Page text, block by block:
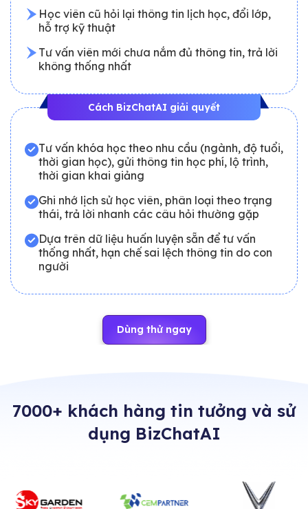
Học viên cũ hỏi lại thông tin lịch học, đổi lớp,
hỗ trợ kỹ thuật
Tư vấn viên mới chưa nắm đủ thông tin, trả lời
không thống nhất
Cách BizChatAI giải quyết
Tư vấn khóa học theo nhu cầu (ngành, độ tuổi,
thời gian học), gửi thông tin học phí, lộ trình,
thời gian khai giảng
Ghi nhớ lịch sử học viên, phân loại theo trạng
thái, trả lời nhanh các câu hỏi thường gặp
Dựa trên dữ liệu huấn luyện sẵn để tư vấn
thống nhất, hạn chế sai lệch thông tin do con
người
Dùng thử ngay
7000+ khách hàng tin tưởng và sử
dụng BizChatAI